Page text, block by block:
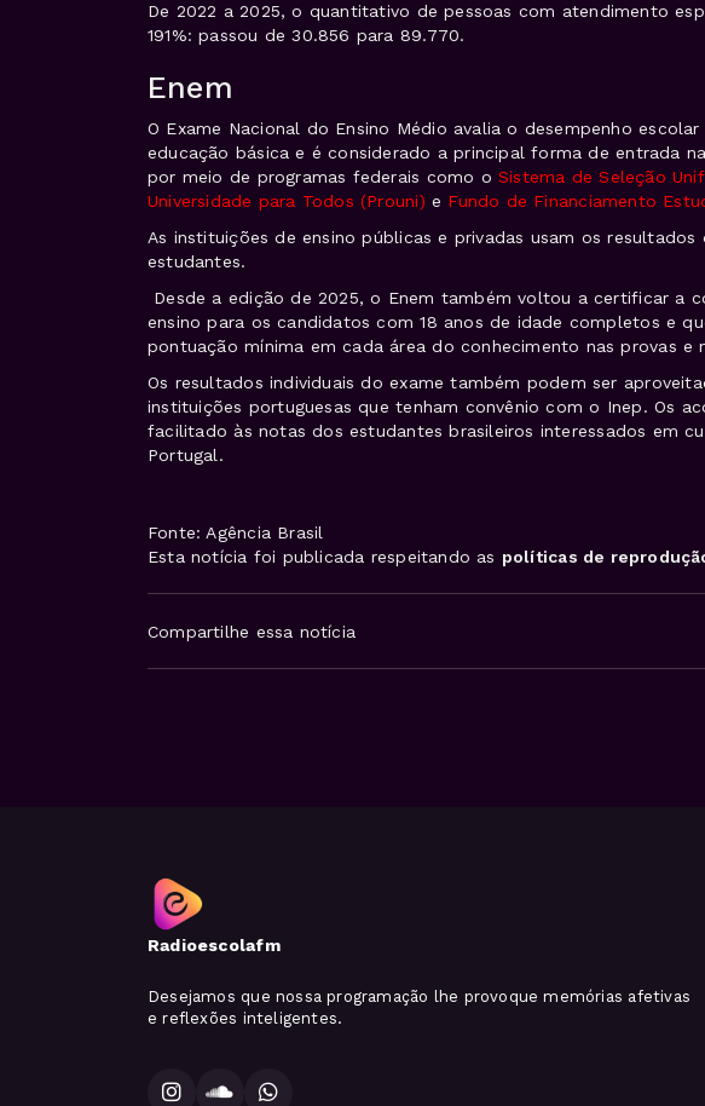
De 2022 a 2025, o quantitativo de pessoas com atendimento
191%: passou de 30.856 para 89.770.
Enem
O Exame Nacional do Ensino Médio avalia o desempenho
educação básica e é considerado a principal forma de entrada
por meio de programas federais como o Sistema de Seleção
Universidade para Todos (Prouni) e Fundo de Financiamento
As instituições de ensino públicas e privadas usam os resultados
estudantes.
Desde a edição de 2025, o Enem também voltou a certificar a
ensino para os candidatos com 18 anos de idade completos e
pontuação mínima em cada área do conhecimento nas provas e
Os resultados individuais do exame também podem ser
instituições portuguesas que tenham convênio com o Inep. Os
facilitado às notas dos estudantes brasileiros interessados em
Portugal.
Fonte: Agência Brasil
Esta notícia foi publicada respeitando as políticas de
Compartilhe essa notícia
Radioescolafm
Desejamos que nossa programação lhe provoque memórias afetivas
e reflexões inteligentes.